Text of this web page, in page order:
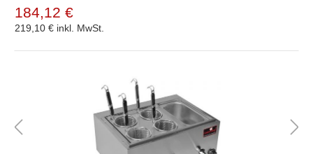
184,12 €
219,10 € inkl. MwSt.